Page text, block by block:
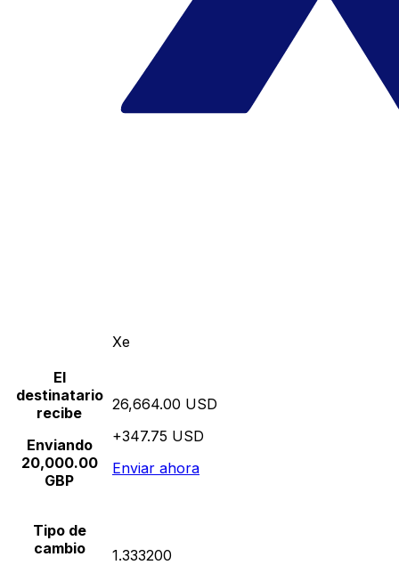
Xe
El
destinatario
recibe
Enviando
20,000.00
GBP
26,664.00 USD
+347.75 USD
Enviar ahora
Tipo de
cambio
1.333200